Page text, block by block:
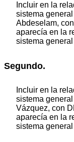
Incluir en la
sistema
Abdeselam,
aparecía en la
sistema
Segundo.
Incluir en la
sistema
Vázquez, con
aparecía en la
sistema